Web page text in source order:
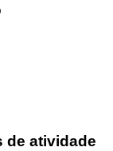
de atividade